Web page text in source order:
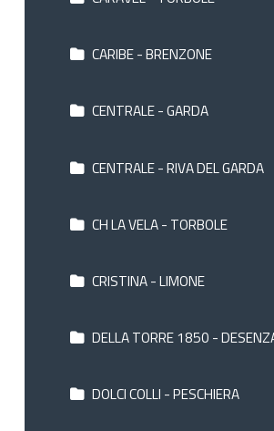
CARIBE - BRENZONE
CENTRALE - GARDA
CENTRALE - RIVA DEL GARDA
CH LA VELA - TORBOLE
CRISTINA - LIMONE
DELLA TORRE 1850 -
DOLCI COLLI - PESCHIERA